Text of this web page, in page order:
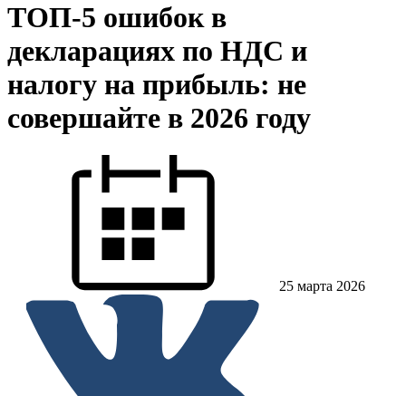
ТОП-5 ошибок в
декларациях по НДС и
налогу на прибыль: не
совершайте в 2026 году
25 марта 2026